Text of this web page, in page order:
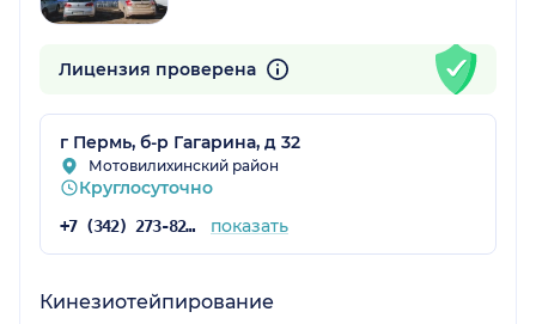
Лицензия проверена
г Пермь, б-р Гагарина, д 32
Мотовилихинский район
Круглосуточно
+7 (342) 273-82-46 показать
Кинезиотейпирование